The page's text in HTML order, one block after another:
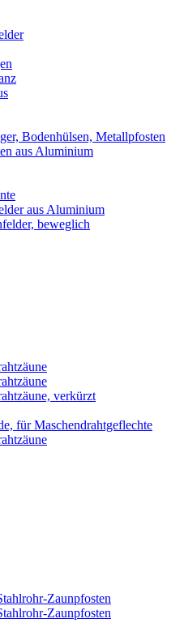
Bodenhülsen, Metallpfosten
aus Aluminium
aus Aluminium
beweglich
verkürzt
für Maschendrahtgeflechte
Zaunpfosten
Zaunpfosten